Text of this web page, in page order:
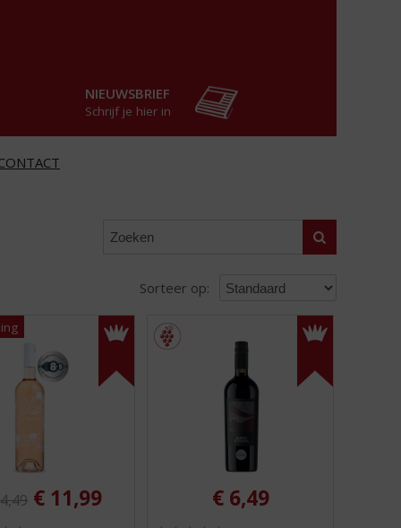
NIEUWSBRIEF
Schrijf je hier in
Zoeken
Sorteer op:
prijs was:
, Huidige prijs is:
€ 11,99 € 6,49